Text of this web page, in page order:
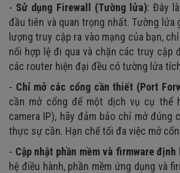
- Sử dụng Firewall (Tường lửa): Đây
đầu tiên và quan trọng nhất. Tường lửa
lượng truy cập ra vào mạng của bạn,
nối hợp lệ đi qua và chặn các truy cập
các router hiện đại đều có tường lửa
- Chỉ mở các cổng cần thiết (Port
cần mở cổng để một dịch vụ cụ thể
camera IP), hãy đảm bảo chỉ mở đúng
thực sự cần. Hạn chế tối đa việc mở
- Cập nhật phần mềm và firmware định
hệ điều hành, phần mềm ứng dụng và